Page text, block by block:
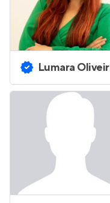
Lumara Oliveira Cavalheiro